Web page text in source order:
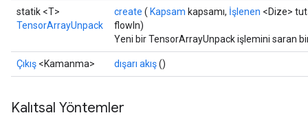
statik <T>
TensorArrayUnpack
create ( Kapsam kapsamı, İşlenen <Dize>
flowIn)
Yeni bir TensorArrayUnpack işlemini saran
Çıkış <Kamanma> dışarı akış()
Kalıtsal Yöntemler